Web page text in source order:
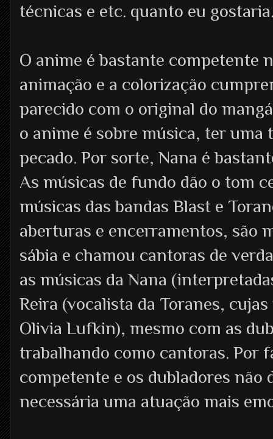
técnicas e etc. quanto eu
O anime é bastante competente
animação e a colorização
parecido com o original do
o anime é sobre música, ter
pecado. Por sorte, Nana é
As músicas de fundo dão o tom
músicas das bandas Blast e
aberturas e encerramentos, são
sábia e chamou cantoras de
as músicas da Nana
Reira (vocalista da Toranes,
Olivia Lufkin), mesmo com as
trabalhando como cantoras. Por
competente e os dubladores não
necessária uma atuação mais